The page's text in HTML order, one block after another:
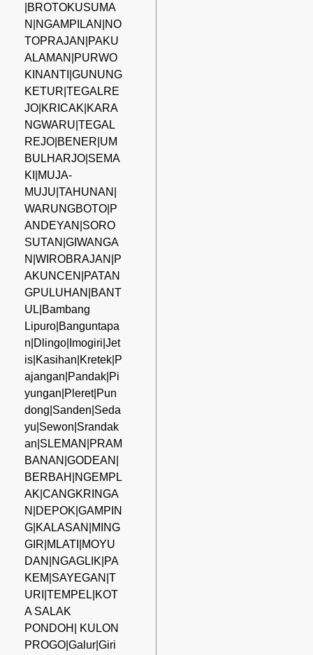
|BROTOKUSUMA
N|NGAMPILAN|NO
TOPRAJAN|PAKU
ALAMAN|PURWO
KINANTI|GUNUNG
KETUR|TEGALRE
JO|KRICAK|KARA
NGWARU|TEGAL
REJO|BENER|UM
BULHARJO|SEMA
KI|MUJA-
MUJU|TAHUNAN|
WARUNGBOTO|P
ANDEYAN|SORO
SUTAN|GIWANGA
N|WIROBRAJAN|P
AKUNCEN|PATAN
GPULUHAN|BANT
UL|Bambang
Lipuro|Banguntapa
n|Dlingo|Imogiri|Jet
is|Kasihan|Kretek|P
ajangan|Pandak|Pi
yungan|Pleret|Pun
dong|Sanden|Seda
yu|Sewon|Srandak
an|SLEMAN|PRAM
BANAN|GODEAN|
BERBAH|NGEMPL
AK|CANGKRINGA
N|DEPOK|GAMPIN
G|KALASAN|MING
GIR|MLATI|MOYU
DAN|NGAGLIK|PA
KEM|SAYEGAN|T
URI|TEMPEL|KOT
A SALAK
PONDOH| KULON
PROGO|Galur|Giri